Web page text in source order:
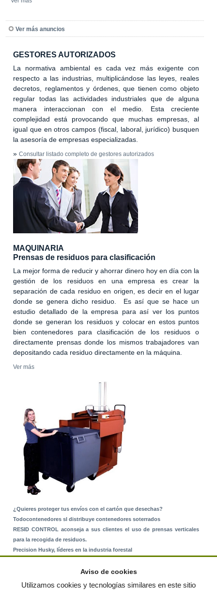
Ver más anuncios
GESTORES AUTORIZADOS
La normativa ambiental es cada vez más exigente con
respecto a las industrias, multiplicándose las leyes, reales
decretos, reglamentos y órdenes, que tienen como objeto
regular todas las actividades industriales que de alguna
manera interaccionan con el medio. Esta creciente
complejidad está provocando que muchas empresas, al
igual que en otros campos (fiscal, laboral, jurídico) busquen
la asesoría de empresas especializadas.
» Consultar listado completo de gestores autorizados
MAQUINARIA
Prensas de residuos para clasificación
La mejor forma de reducir y ahorrar dinero hoy en día con la
gestión de los residuos en una empresa es crear la
separación de cada residuo en origen, es decir en el lugar
donde se genera dicho residuo. Es así que se hace un
estudio detallado de la empresa para así ver los puntos
donde se generan los residuos y colocar en estos puntos
bien contenedores para clasificación de los residuos o
directamente prensas donde los mismos trabajadores van
depositando cada residuo directamente en la máquina.
Ver más
¿Quieres proteger tus envíos con el cartón que desechas?
Todocontenedores sl distribuye contenedores soterrados
RESID CONTROL aconseja a sus clientes el uso de prensas verticales
para la recogida de residuos.
Precision Husky, líderes en la industria forestal
Aviso de cookies
Utilizamos cookies y tecnologías similares en este sitio